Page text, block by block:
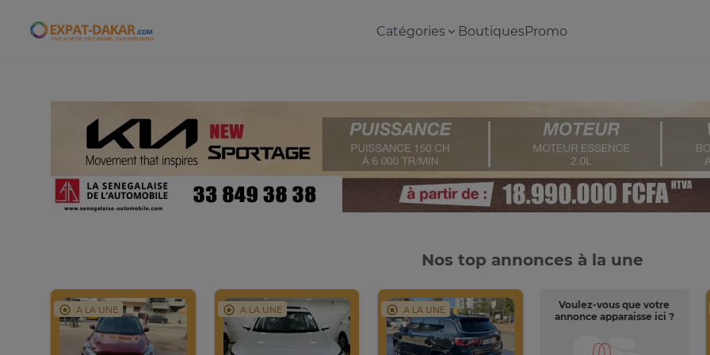
Expat-Dakar Catégories BoutiquesPromo
Nos top annonces à la une
A LA UNE A LA UNE A LA UNE
Voulez-vous que votre
annonce apparaisse ici ?